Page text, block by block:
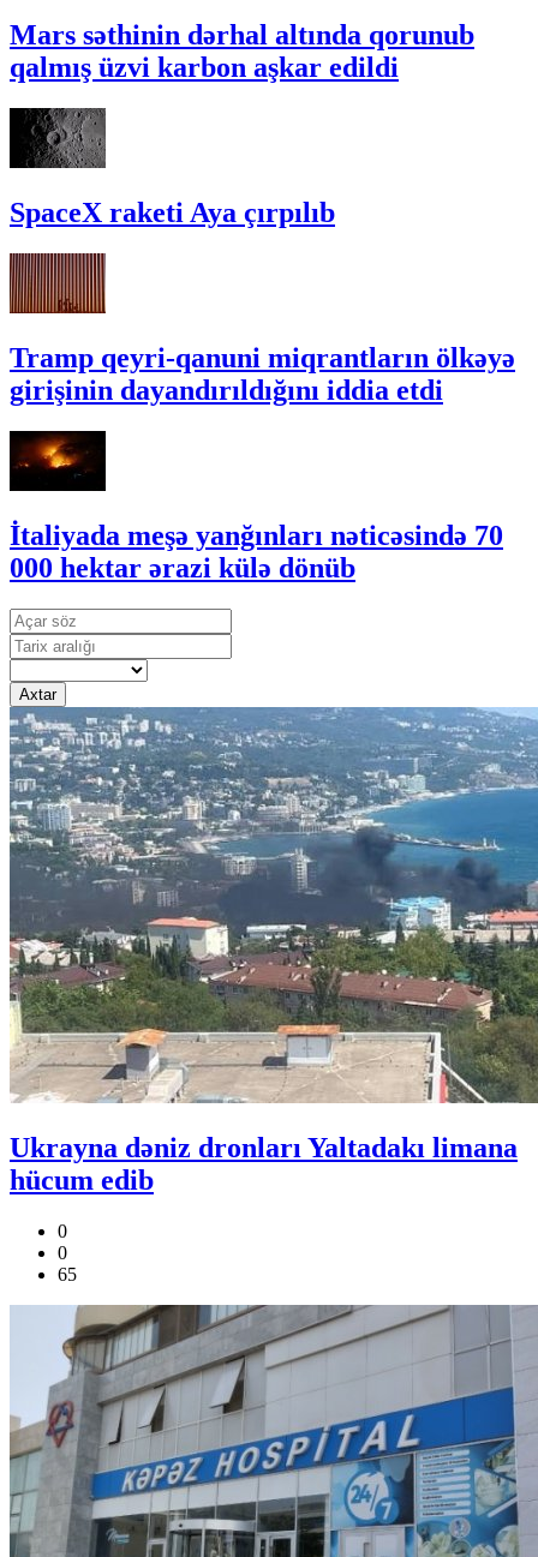
Mars səthinin dərhal altında qorunub
qalmış üzvi karbon aşkar edildi
SpaceX raketi Aya çırpılıb
Tramp qeyri-qanuni miqrantların ölkəyə
girişinin dayandırıldığını iddia etdi
İtaliyada meşə yanğınları nəticəsində 70
000 hektar ərazi külə dönüb
Axtar
Ukrayna dəniz dronları Yaltadakı limana
hücum edib
0
0
65